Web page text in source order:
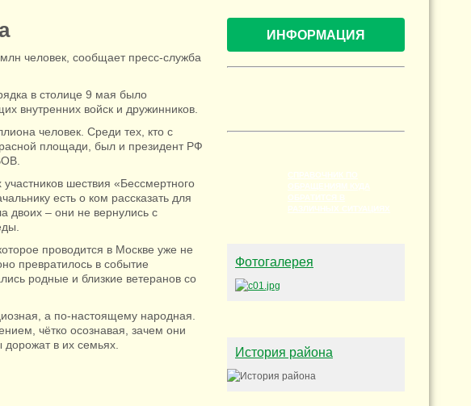
человек, сообщает пресс-служба
в столице 9 мая было
внутренних войск и дружинников.
человек. Среди тех, кто с
площади, был и президент РФ
шествия «Бессмертного
есть о ком рассказать для
двоих – они не вернулись с
проводится в Москве уже не
превратилось в событие
родные и близкие ветеранов со
а по-настоящему народная.
чётко осознавая, зачем они
в их семьях.
ИНФОРМАЦИЯ
СПРАВОЧНИК ПО
ОБРАЩЕНИЯМ КУДА
ОБРАТИТСЯ В
РАЗЛИЧНЫХ СИТУАЦИЯХ
Фотогалерея
История района